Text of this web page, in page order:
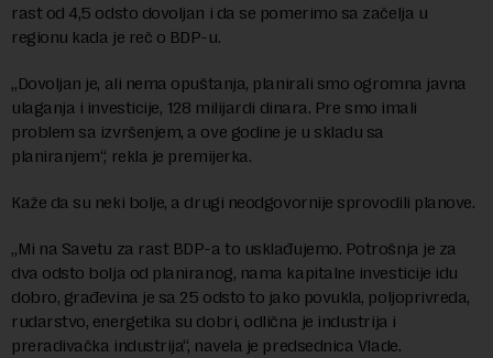
rast od 4,5 odsto dovoljan i da se pomerimo sa začelja u
regionu kada je reč o BDP-u.
„Dovoljan je, ali nema opuštanja, planirali smo ogromna javna
ulaganja i investicije, 128 milijardi dinara. Pre smo imali
problem sa izvršenjem, a ove godine je u skladu sa
planiranjem“, rekla je premijerka.
Kaže da su neki bolje, a drugi neodgovornije sprovodili planove.
„Mi na Savetu za rast BDP-a to usklađujemo. Potrošnja je za
dva odsto bolja od planiranog, nama kapitalne investicije idu
dobro, građevina je sa 25 odsto to jako povukla, poljoprivreda,
rudarstvo, energetika su dobri, odlična je industrija i
preradivačka industrija“, navela je predsednica Vlade.